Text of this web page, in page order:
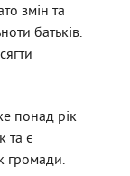
змін та
батьків.
понад рік
та є
громади.